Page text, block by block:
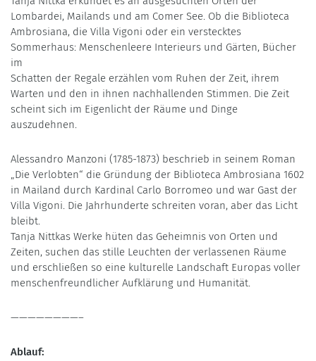
Lombardei, Mailands und am Comer See. Ob die Biblioteca
Ambrosiana, die Villa Vigoni oder ein verstecktes
Sommerhaus: Menschenleere Interieurs und Gärten, Bücher
im
Schatten der Regale erzählen vom Ruhen der Zeit, ihrem
Warten und den in ihnen nachhallenden Stimmen. Die Zeit
scheint sich im Eigenlicht der Räume und Dinge
auszudehnen.
Alessandro Manzoni (1785-1873) beschrieb in seinem Roman
„Die Verlobten“ die Gründung der Biblioteca Ambrosiana 1602
in Mailand durch Kardinal Carlo Borromeo und war Gast der
Villa Vigoni. Die Jahrhunderte schreiten voran, aber das Licht
bleibt.
Tanja Nittkas Werke hüten das Geheimnis von Orten und
Zeiten, suchen das stille Leuchten der verlassenen Räume
und erschließen so eine kulturelle Landschaft Europas voller
menschenfreundlicher Aufklärung und Humanität.
————————–
Ablauf: